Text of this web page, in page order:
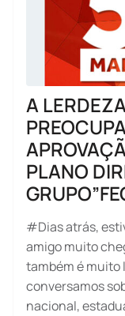
A
PLANO
#Dias atrás,
amigo muito
também é muito
conversamos
nacional,